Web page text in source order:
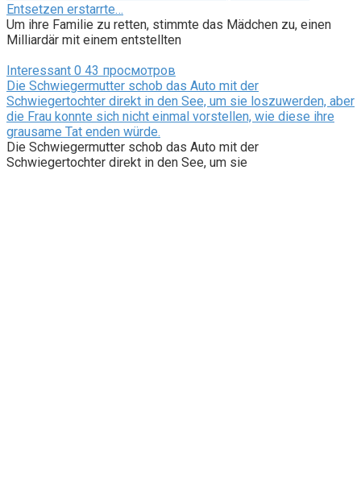
Entsetzen erstarrte…
Um ihre Familie zu retten, stimmte das Mädchen zu, einen
Milliardär mit einem entstellten
Interessant 0 43 просмотров
Die Schwiegermutter schob das Auto mit der
Schwiegertochter direkt in den See, um sie loszuwerden, aber
die Frau konnte sich nicht einmal vorstellen, wie diese ihre
grausame Tat enden würde.
Die Schwiegermutter schob das Auto mit der
Schwiegertochter direkt in den See, um sie